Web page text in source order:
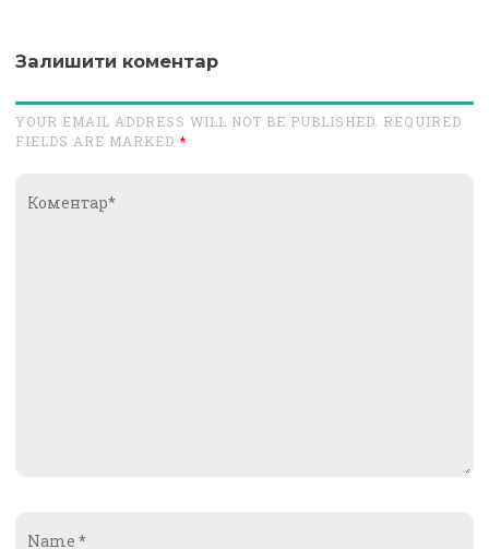
Залишити коментар
YOUR EMAIL ADDRESS WILL NOT BE PUBLISHED. REQUIRED
FIELDS ARE MARKED *